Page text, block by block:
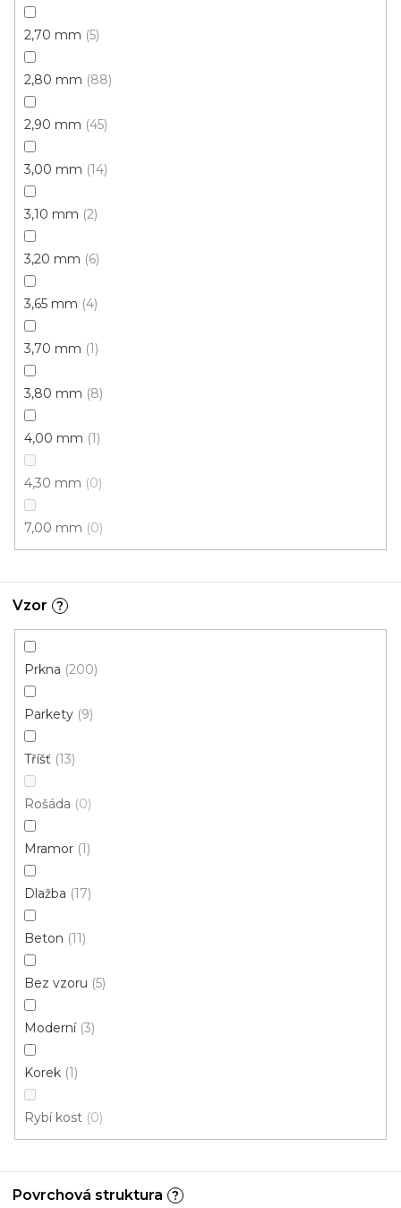
2,70 mm 5
2,80 mm 88
2,90 mm 45
3,00 mm 14
3,10 mm 2
3,20 mm 6
3,65 mm 4
3,70 mm 1
3,80 mm 8
4,00 mm 1
4,30 mm 0
7,00 mm 0
Vzor ?
Prkna 200
Parkety 9
Tříšť 13
Rošáda 0
Mramor 1
Dlažba 17
Beton 11
Bez vzoru 5
Moderní 3
Korek 1
Rybí kost 0
Povrchová struktura ?
PVC podlaha ANTIK Dub šedobéžový SKLADEM
292 Kč/ m2
324 Kč
3 m
PVC podlaha KOREK RUSTIK
od297 Kč/ m2
4 m 2 m